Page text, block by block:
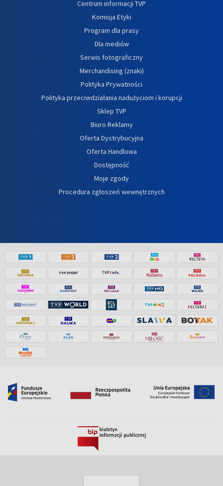
Centrum informacji TVP
Komisja Etyki
Program dla prasy
Dla mediów
Serwis fotograficzny
Merchandising (znaki)
Polityka Prywatności
Polityka przeciwdziałania nadużyciom i korupcji
Sklep TVP
Biuro Reklamy
Oferta Dystrybucyjna
Oferta Handlowa
Dostępność
Moje zgody
Procedura zgłoszeń wewnętrznych